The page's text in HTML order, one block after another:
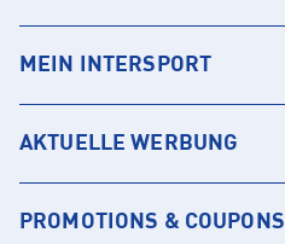
MEIN INTERSPORT
AKTUELLE WERBUNG
PROMOTIONS & COUPONS